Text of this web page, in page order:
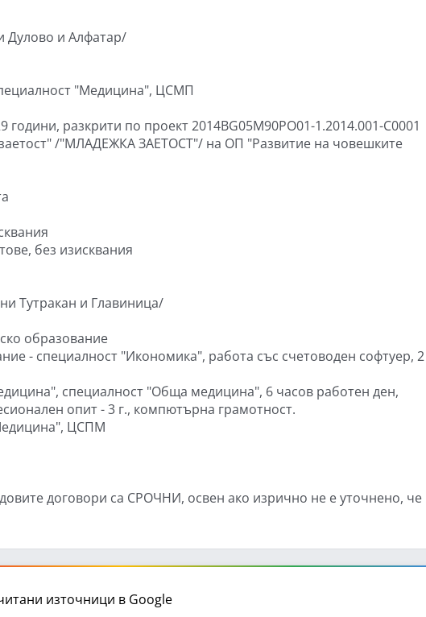
Дулово и Алфатар/
"Медицина", ЦСМП
разкрити по проект 2014BG05M90PO01-1.2014.001-C0001
/"МЛАДЕЖКА ЗАЕТОСТ"/ на ОП "Развитие на човешките
без изисквания
Тутракан и Главиница/
образование
- специалност "Икономика", работа със счетоводен софтуер, 2
специалност "Обща медицина", 6 часов работен ден,
опит - 3 г., компютърна грамотност.
ЦСПМ
договори са СРОЧНИ, освен ако изрично не е уточнено, че
източници в Google